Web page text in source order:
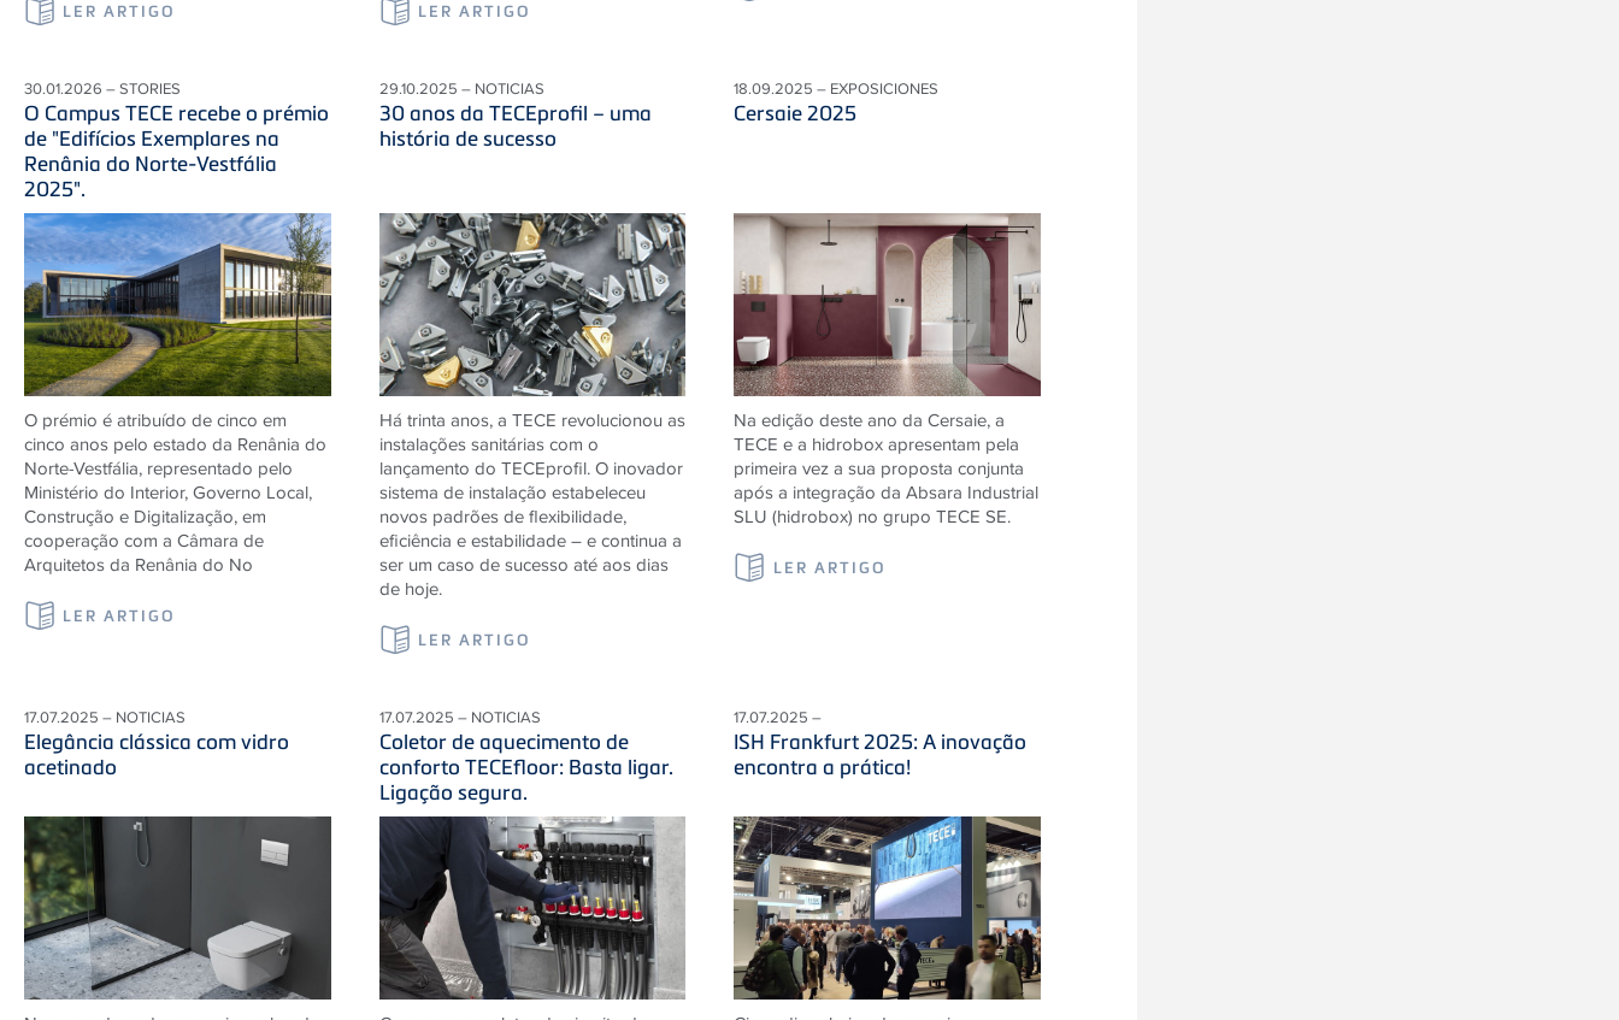
LER ARTIGO LER ARTIGO
30.01.2026 – STORIES
O Campus TECE recebe o prémio
de "Edifícios Exemplares na
Renânia do Norte-Vestfália
2025".
O prémio é atribuído de cinco em
cinco anos pelo estado da Renânia do
Norte-Vestfália, representado pelo
Ministério do Interior, Governo Local,
Construção e Digitalização, em
cooperação com a Câmara de
Arquitetos da Renânia do No
LER ARTIGO
29.10.2025 – NOTICIAS
30 anos da TECEprofil – uma
história de sucesso
Há trinta anos, a TECE revolucionou as
instalações sanitárias com o
lançamento do TECEprofil. O inovador
sistema de instalação estabeleceu
novos padrões de flexibilidade,
eficiência e estabilidade – e continua a
ser um caso de sucesso até aos dias
de hoje.
LER ARTIGO
18.09.2025 – EXPOSICIONES
Cersaie 2025
Na edição deste ano da Cersaie, a
TECE e a hidrobox apresentam pela
primeira vez a sua proposta conjunta
após a integração da Absara Industrial
SLU (hidrobox) no grupo TECE SE.
LER ARTIGO
17.07.2025 – NOTICIAS
Elegância clássica com vidro
acetinado
17.07.2025 – NOTICIAS
Coletor de aquecimento de
conforto TECEfloor: Basta ligar.
Ligação segura.
17.07.2025 –
ISH Frankfurt 2025: A inovação
encontra a prática!